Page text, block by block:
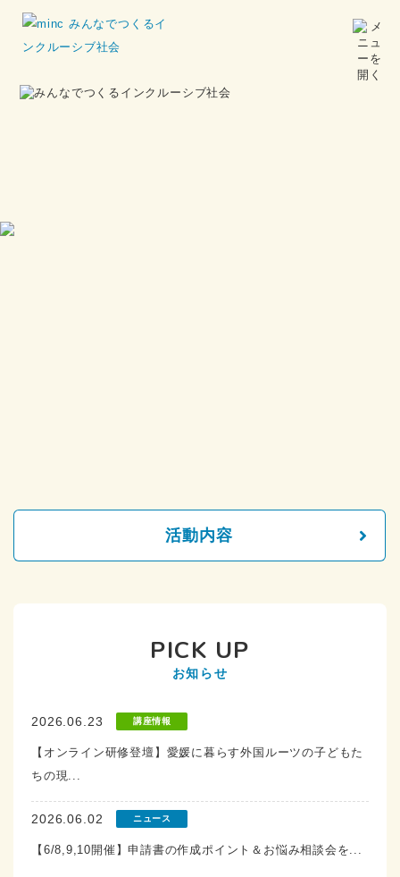
活動内容
PICK UP
お知らせ
2026.06.23 講座情報
【オンライン研修登壇】愛媛に暮らす外国ルーツの子どもた
ちの現...
2026.06.02 ニュース
【6/8,9,10開催】申請書の作成ポイント＆お悩み相談会を...